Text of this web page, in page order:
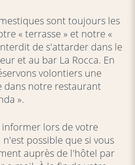
sont toujours les
« terrasse » et notre «
de s'attarder dans le
et au bar La Rocca. En
volontiers une
dans notre restaurant
».
lors de votre
possible que si vous
auprès de l'hôtel par